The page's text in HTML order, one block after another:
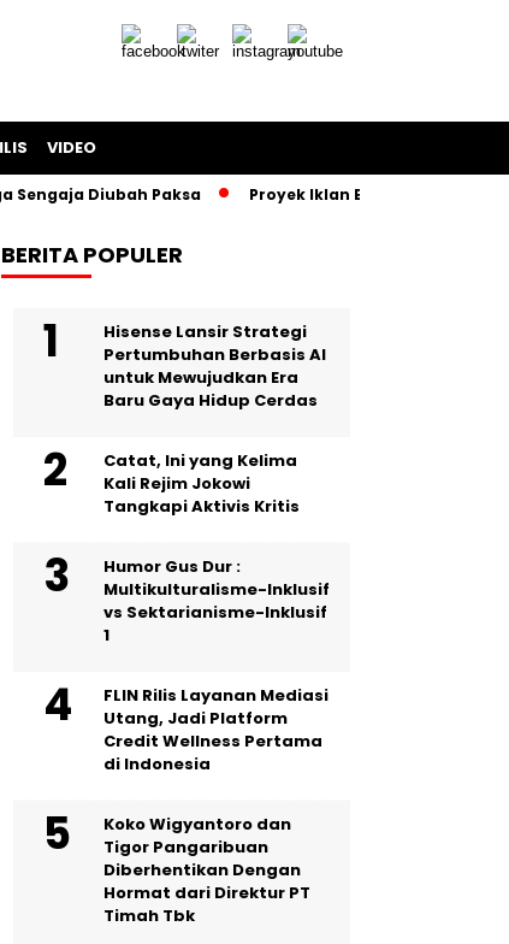
VIDEO
Diubah Paksa Proyek Iklan Bank BJB Diduga
BERITA POPULER
Hisense Lansir Strategi
Pertumbuhan Berbasis AI
untuk Mewujudkan Era
Baru Gaya Hidup Cerdas
Catat, Ini yang Kelima
Kali Rejim Jokowi
Tangkapi Aktivis Kritis
Humor Gus Dur :
Multikulturalisme-Inklusif
vs Sektarianisme-Inklusif
1
FLIN Rilis Layanan Mediasi
Utang, Jadi Platform
Credit Wellness Pertama
di Indonesia
Koko Wigyantoro dan
Tigor Pangaribuan
Diberhentikan Dengan
Hormat dari Direktur PT
Timah Tbk